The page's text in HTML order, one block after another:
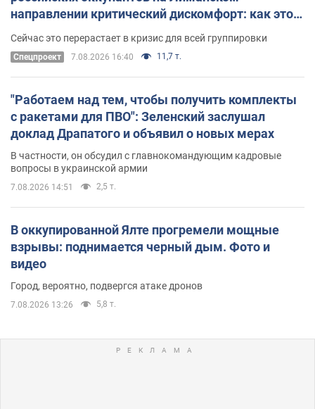
направлении критический дискомфорт: как это
удалось
Сейчас это перерастает в кризис для всей группировки
Спецпроект 7.08.2026 16:40 11,7 т.
"Работаем над тем, чтобы получить комплекты
с ракетами для ПВО": Зеленский заслушал
доклад Драпатого и объявил о новых мерах
В частности, он обсудил с главнокомандующим кадровые
вопросы в украинской армии
7.08.2026 14:51 2,5 т.
В оккупированной Ялте прогремели мощные
взрывы: поднимается черный дым. Фото и
видео
Город, вероятно, подвергся атаке дронов
7.08.2026 13:26 5,8 т.